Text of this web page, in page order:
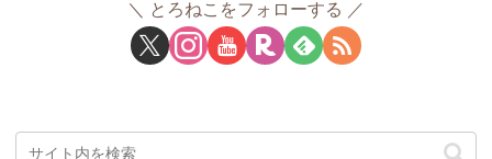
とろねこをフォローする